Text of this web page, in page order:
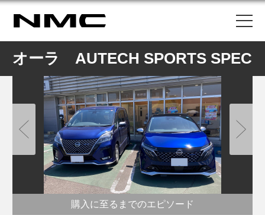
オーラ AUTECH SPORTS SPEC
購入に至るまでのエピソード